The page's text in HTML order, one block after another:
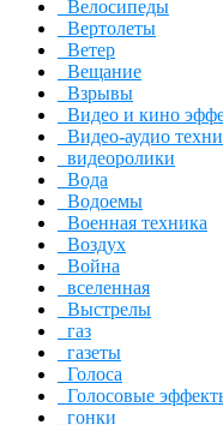
Велосипеды
Вертолеты
Ветер
Вещание
Взрывы
Видео и кино
Видео-аудио
видеоролики
Вода
Водоемы
Военная техника
Воздух
Война
вселенная
Выстрелы
газ
газеты
Голоса
Голосовые
гонки